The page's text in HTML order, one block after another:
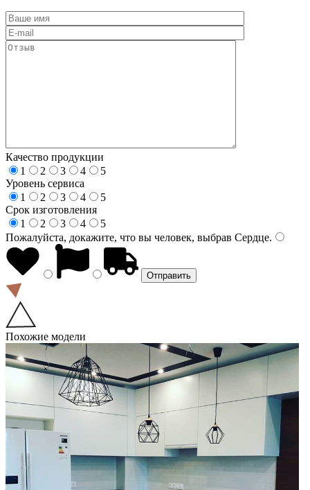
Качество продукции
1
2 3 4
5
Уровень сервиса
1
2 3 4
5
Срок изготовления
1
2 3 4
5
Пожалуйста, докажите, что вы человек, выбрав Сердце.
Похожие модели